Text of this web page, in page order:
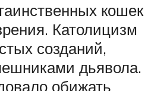
кошек
Католицизм
созданий,
дьявола.
обижать